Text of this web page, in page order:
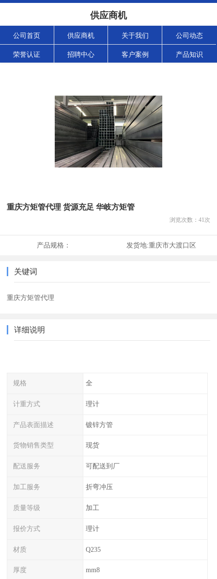
供应商机
公司首页 供应商机 关于我们 公司动态
荣誉认证 招聘中心 客户案例 产品知识
重庆方矩管代理 货源充足 华岐方矩管
浏览次数： 41次
产品规格： 发货地:重庆市大渡口区
关键词
重庆方矩管代理
详细说明
规格 全
计重方式 理计
产品表面描述 镀锌方管
货物销售类型 现货
配送服务 可配送到厂
加工服务 折弯冲压
质量等级 加工
报价方式 理计
材质 Q235
厚度 mm8